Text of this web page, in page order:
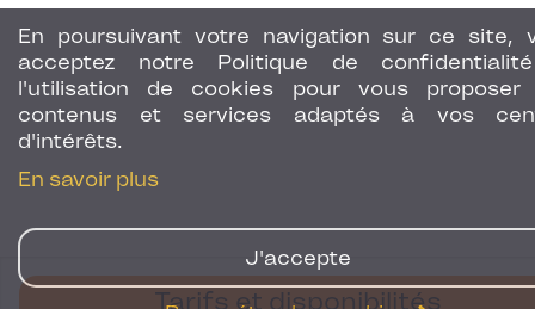
Tarifs et disponibilités
En poursuivant votre navigation sur ce site,
acceptez notre Politique de
l'utilisation de cookies pour vous proposer
contenus et services adaptés à vos
d'intérêts.
En savoir plus
J'accepte